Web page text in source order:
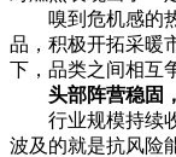
嗅到危机感的热
品，积极开拓采暖
下，品类之间相互
头部阵营稳固，
行业规模持续收
波及的就是抗风险